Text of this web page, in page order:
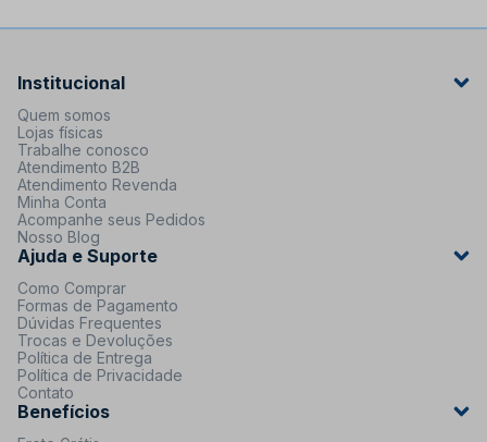
Institucional
Quem somos
Lojas físicas
Trabalhe conosco
Atendimento B2B
Atendimento Revenda
Minha Conta
Acompanhe seus Pedidos
Nosso Blog
Ajuda e Suporte
Como Comprar
Formas de Pagamento
Dúvidas Frequentes
Trocas e Devoluções
Política de Entrega
Política de Privacidade
Contato
Benefícios